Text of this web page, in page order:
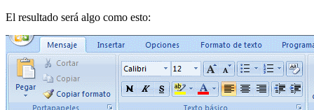
El resultado será algo como esto: